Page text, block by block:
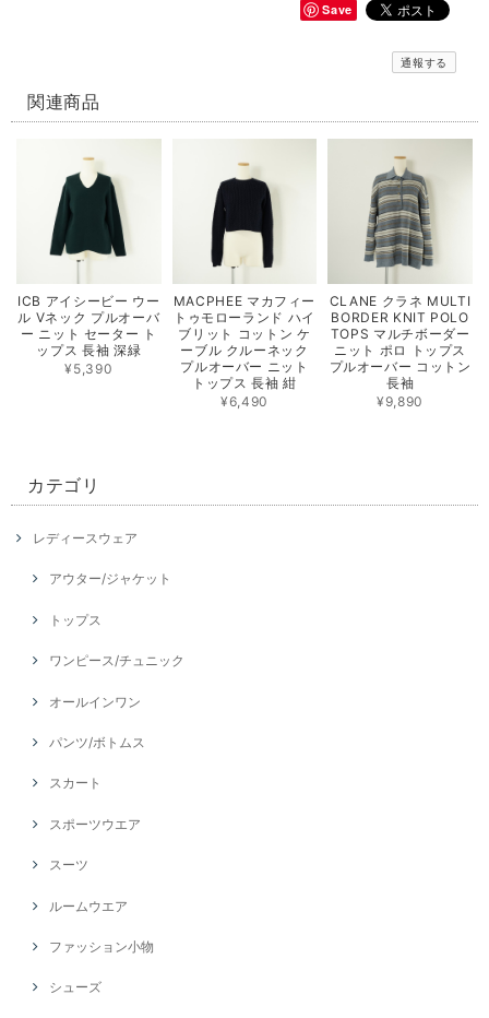
Save
通報する
関連商品
ICB アイシービー ウー
ル Vネック プルオーバ
ー ニット セーター ト
ップス 長袖 深緑
¥5,390
MACPHEE マカフィー
トゥモローランド ハイ
ブリット コットン ケ
ーブル クルーネック
プルオーバー ニット
トップス 長袖 紺
¥6,490
CLANE クラネ MULTI
BORDER KNIT POLO
TOPS マルチボーダー
ニット ポロ トップス
プルオーバー コットン
長袖
¥9,890
カテゴリ
レディースウェア
アウター/ジャケット
トップス
ワンピース/チュニック
オールインワン
パンツ/ボトムス
スカート
スポーツウエア
スーツ
ルームウエア
ファッション小物
シューズ